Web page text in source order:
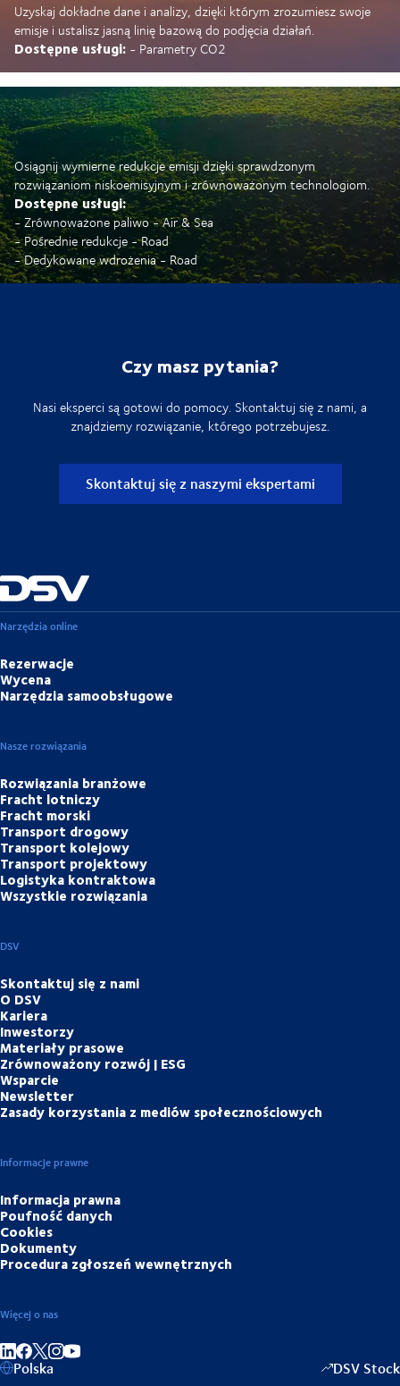
Uzyskaj dokładne dane i analizy, dzięki którym zrozumiesz swoje
emisje i ustalisz jasną linię bazową do podjęcia działań.
Dostępne usługi: - Parametry CO2
Osiągnij wymierne redukcje emisji dzięki sprawdzonym
rozwiązaniom niskoemisyjnym i zrównoważonym technologiom.
Dostępne usługi:
- Zrównoważone paliwo - Air & Sea
- Pośrednie redukcje - Road
- Dedykowane wdrożenia - Road
Czy masz pytania?
Nasi eksperci są gotowi do pomocy. Skontaktuj się z nami, a
znajdziemy rozwiązanie, którego potrzebujesz.
Skontaktuj się z naszymi ekspertami
Narzędzia online
Rezerwacje
Wycena
Narzędzia samoobsługowe
Nasze rozwiązania
Rozwiązania branżowe
Fracht lotniczy
Fracht morski
Transport drogowy
Transport kolejowy
Transport projektowy
Logistyka kontraktowa
Wszystkie rozwiązania
DSV
Skontaktuj się z nami
O DSV
Kariera
Inwestorzy
Materiały prasowe
Zrównoważony rozwój | ESG
Wsparcie
Newsletter
Zasady korzystania z mediów społecznościowych
Informacje prawne
Informacja prawna
Poufność danych
Cookies
Dokumenty
Procedura zgłoszeń wewnętrznych
Więcej o nas
Share on linkedIn
Share on Facebook
Share on Instagram
Polska DSV Stock